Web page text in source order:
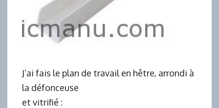
J’ai fais le plan de travail en hêtre, arrondi à
la défonceuse
et vitrifié :